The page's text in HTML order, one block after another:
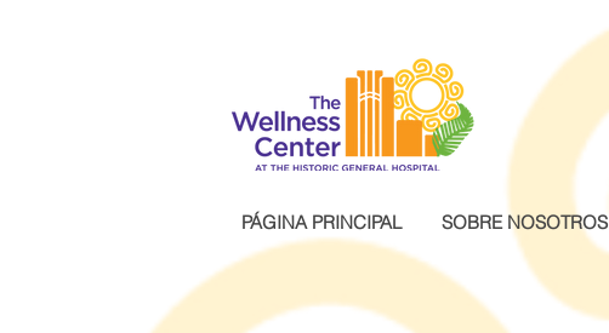
PÁGINA PRINCIPAL SOBRE NOSOTROS